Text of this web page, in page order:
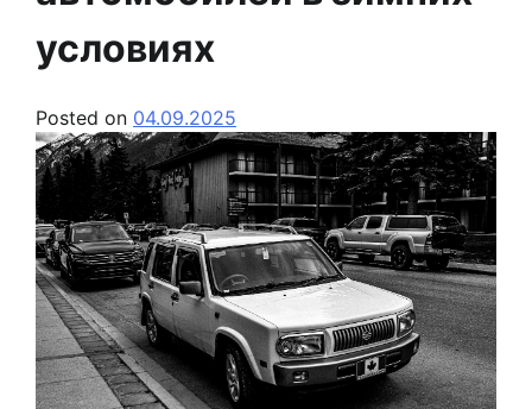
условиях
Posted on 04.09.2025